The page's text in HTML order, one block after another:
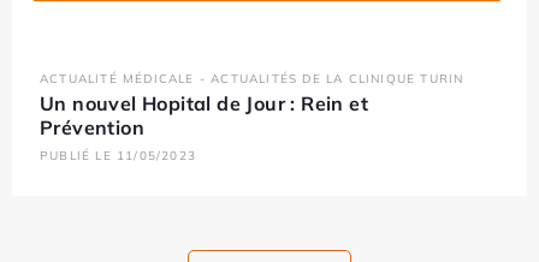
ACTUALITÉ MÉDICALE - ACTUALITÉS DE LA CLINIQUE TURIN
Un nouvel Hopital de Jour : Rein et
Prévention
PUBLIÉ LE 11/05/2023